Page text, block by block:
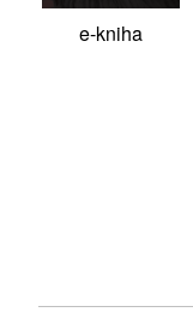
e-kniha